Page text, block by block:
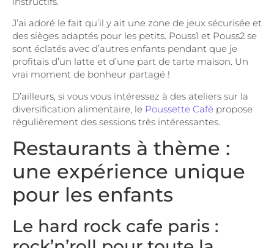
J’ai adoré le fait qu’il y ait une zone de jeux sécurisée et
des sièges adaptés pour les petits. Pouss1 et Pouss2 se
sont éclatés avec d’autres enfants pendant que je
profitais d’un latte et d’une part de tarte maison. Un
vrai moment de bonheur partagé !
D’ailleurs, si vous vous intéressez à des ateliers sur la
diversification alimentaire, le Poussette Café propose
régulièrement des sessions très intéressantes.
Restaurants à thème :
une expérience unique
pour les enfants
Le hard rock cafe paris :